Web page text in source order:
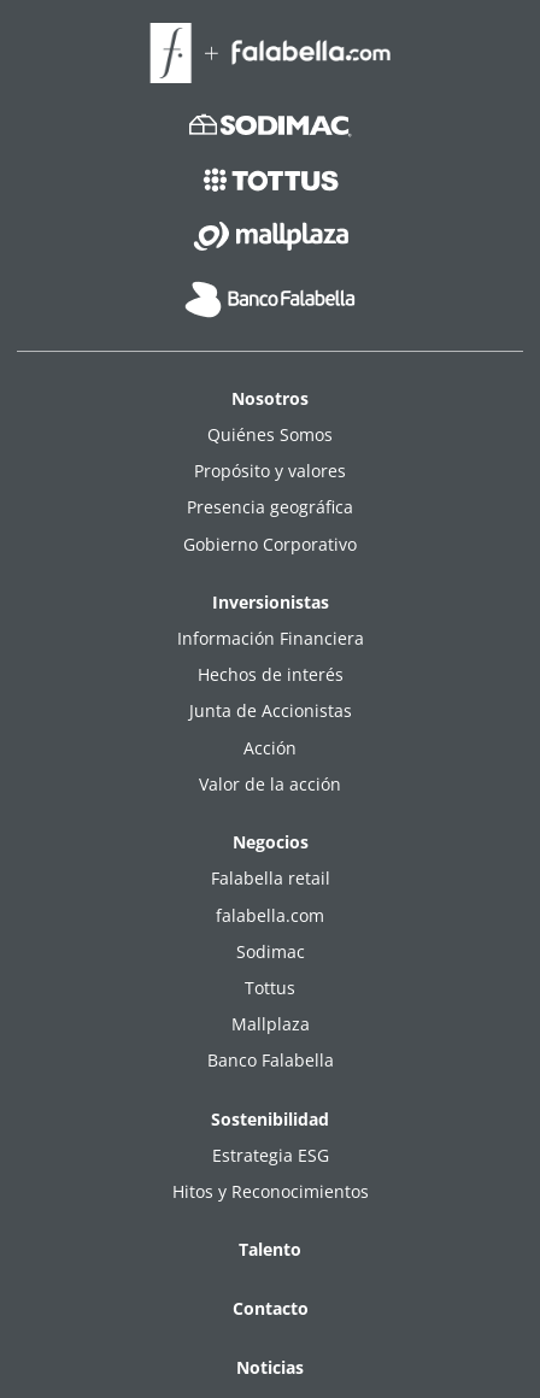
Nosotros
Quiénes Somos
Propósito y valores
Presencia geográfica
Gobierno Corporativo
Inversionistas
Información Financiera
Hechos de interés
Junta de Accionistas
Acción
Valor de la acción
Negocios
Falabella retail
falabella.com
Sodimac
Tottus
Mallplaza
Banco Falabella
Sostenibilidad
Estrategia ESG
Hitos y Reconocimientos
Talento
Contacto
Noticias